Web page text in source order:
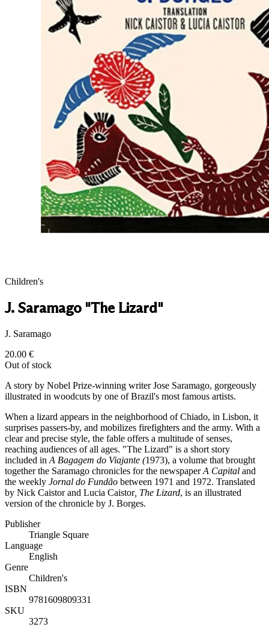
Children's
J. Saramago "The Lizard"
J. Saramago
20.00 €
Out of stock
A story by Nobel Prize-winning writer Jose Saramago, gorgeously
illustrated in woodcuts by one of Brazil's most famous artists.
When a lizard appears in the neighborhood of Chiado, in Lisbon, it
surprises passers-by, and mobilizes firefighters and the army. With a
clear and precise style, the fable offers a multitude of senses,
reaching audiences of all ages. "The Lizard" is a short story
included in A Bagagem do Viajante (1973), a volume that brought
together the Saramago chronicles for the newspaperA Capital and
the weekly Jornal do Fundão between 1971 and 1972. Translated
by Nick Caistor and Lucia Caistor, The Lizard, is an illustrated
version of the chronicle by J. Borges.
Publisher
Triangle Square
Language
English
Genre
Children's
ISBN
9781609809331
SKU
3273